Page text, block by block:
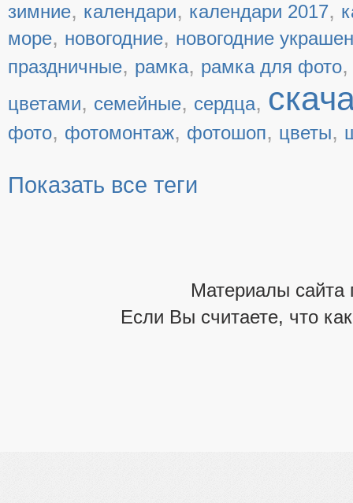
зимние, календари, календари 2017,
море, новогодние, новогодние
праздничные, рамка, рамка для фото
цветами, семейные, сердца,
фото, фотомонтаж, фотошоп, цветы,
Показать все теги
Материалы сайта
Если Вы считаете, что